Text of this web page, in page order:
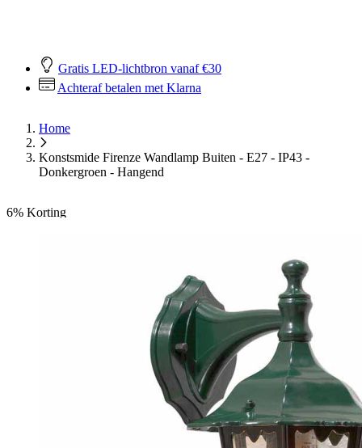
Gratis LED-lichtbron vanaf €30
Achteraf betalen met Klarna
Home
Konstsmide Firenze Wandlamp Buiten - E27 - IP43 -
Donkergroen - Hangend
6% Korting